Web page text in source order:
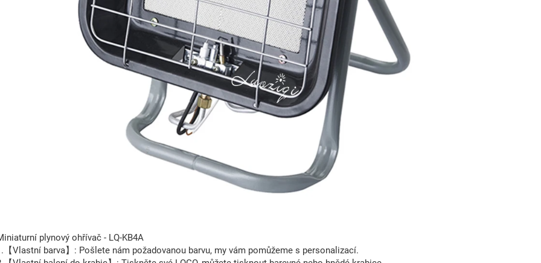
plynový ohřívač - LQ-KB4A
【Vlastní barva】: Pošlete nám požadovanou barvu, my vám pomůžeme s personalizací.